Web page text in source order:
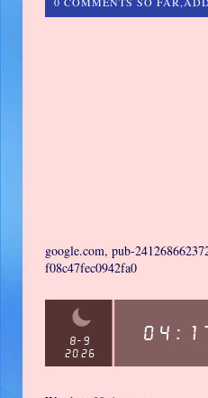
google.com, pub-
f08c47fec0942fa0